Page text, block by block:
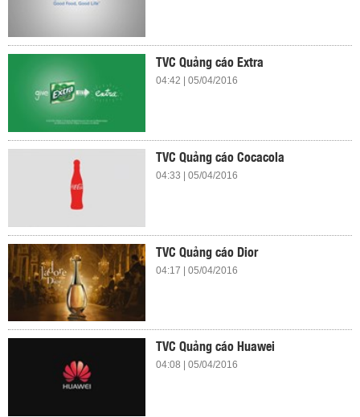
TVC Quảng cáo Extra
04:42 | 05/04/2016
TVC Quảng cáo Cocacola
04:33 | 05/04/2016
TVC Quảng cáo Dior
04:17 | 05/04/2016
TVC Quảng cáo Huawei
04:08 | 05/04/2016